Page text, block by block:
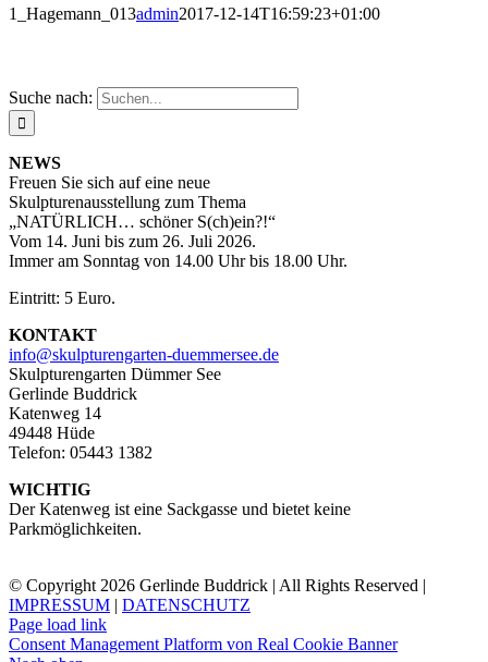
1_Hagemann_013admin2017-12-14T16:59:23+01:00
Suche nach:
NEWS
Freuen Sie sich auf eine neue
Skulpturenausstellung zum Thema
„NATÜRLICH… schöner S(ch)ein?!“
Vom 14. Juni bis zum 26. Juli 2026.
Immer am Sonntag von 14.00 Uhr bis 18.00 Uhr.
Eintritt: 5 Euro.
KONTAKT
info@skulpturengarten-duemmersee.de
Skulpturengarten Dümmer See
Gerlinde Buddrick
Katenweg 14
49448 Hüde
Telefon: 05443 1382
WICHTIG
Der Katenweg ist eine Sackgasse und bietet keine
Parkmöglichkeiten.
© Copyright 2026 Gerlinde Buddrick | All Rights Reserved |
IMPRESSUM | DATENSCHUTZ
Page load link
Consent Management Platform von Real Cookie Banner